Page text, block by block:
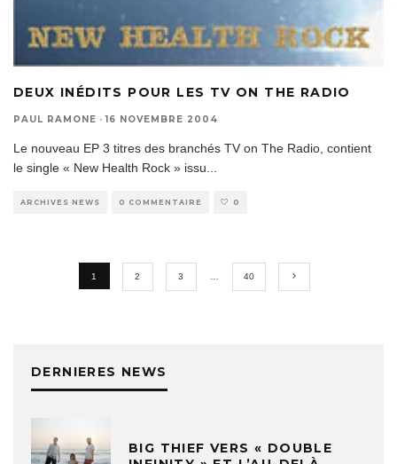
DEUX INÉDITS POUR LES TV ON THE RADIO
PAUL RAMONE · 16 NOVEMBRE 2004
Le nouveau EP 3 titres des branchés TV on The Radio, contient
le single « New Health Rock » issu...
ARCHIVES NEWS 0 COMMENTAIRE 0
1 2 3 … 40
DERNIERES NEWS
BIG THIEF VERS « DOUBLE